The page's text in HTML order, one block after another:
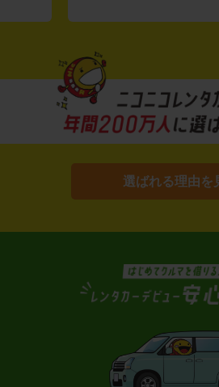
選ばれる理由を